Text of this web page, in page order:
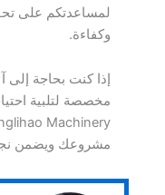
لمساعدتكم على
وكفاءة.
مخصصة لتلبية
مشروعك ويضمن